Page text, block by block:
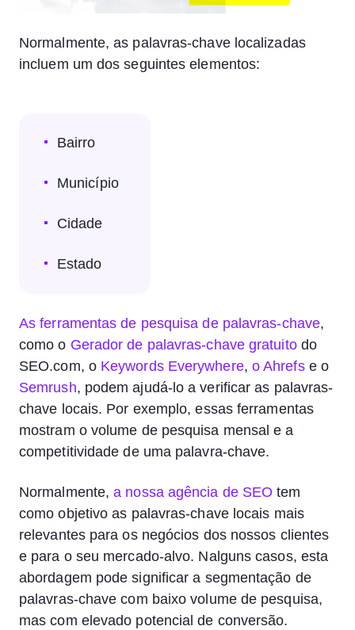
Normalmente, as palavras-chave localizadas
incluem um dos seguintes elementos:
Bairro
Município
Cidade
Estado
As ferramentas de pesquisa de palavras-chave,
como o Gerador de palavras-chave gratuitodo
SEO.com, o Keywords Everywhere, o Ahrefse o
Semrush, podem ajudá-lo a verificar as palavras-
chave locais. Por exemplo, essas ferramentas
mostram o volume de pesquisa mensal e a
competitividade de uma palavra-chave.
Normalmente,a nossa agência de SEO tem
como objetivo as palavras-chave locais mais
relevantes para os negócios dos nossos clientes
e para o seu mercado-alvo. Nalguns casos, esta
abordagem pode significar a segmentação de
palavras-chave com baixo volume de pesquisa,
mas com elevado potencial de conversão.